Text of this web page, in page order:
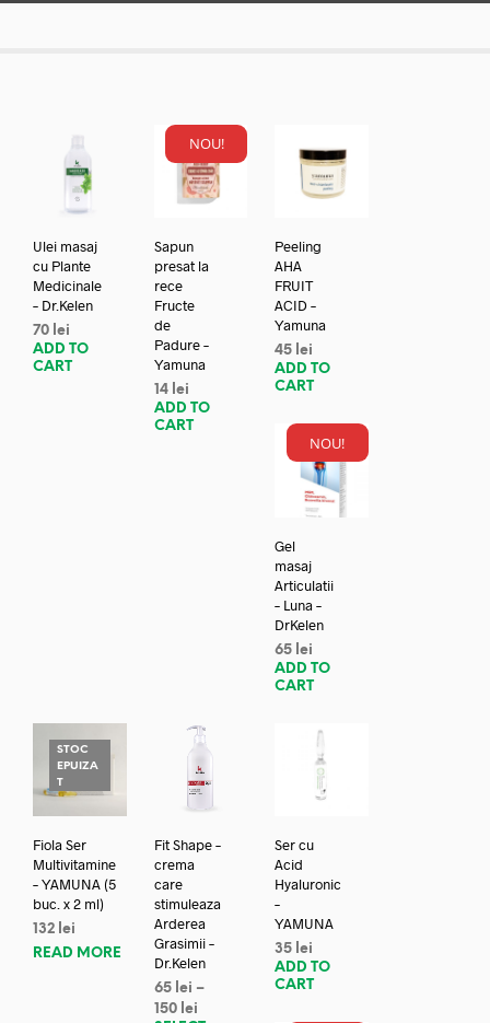
Ulei masaj
cu Plante
Medicinale
– Dr.Kelen
70 lei
ADD TO
CART
NOU!
Sapun
presat la
rece
Fructe
de
Padure –
Yamuna
14 lei
ADD TO
CART
Peeling
AHA
FRUIT
ACID –
Yamuna
45 lei
ADD TO
CART
NOU!
Gel
masaj
Articulatii
– Luna –
DrKelen
65 lei
ADD TO
CART
STOC
EPUIZA
T
Fiola Ser
Multivitamine
– YAMUNA (5
buc. x 2 ml)
132 lei
READ MORE
Fit Shape –
crema
care
stimuleaza
Arderea
Grasimii –
Dr.Kelen
65 lei –
150 lei
Ser cu
Acid
Hyaluronic
–
YAMUNA
35 lei
ADD TO
CART